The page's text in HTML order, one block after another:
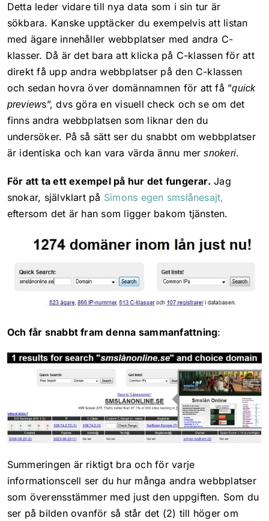
Detta leder vidare till nya data som i sin tur är
sökbara. Kanske upptäcker du exempelvis att listan
med ägare innehåller webbplatser med andra C-
klasser. Då är det bara att klicka på C-klassen för att
direkt få upp andra webbplatser på den C-klassen
och sedan hovra över domännamnen för att få ”quick
previews”, dvs göra en visuell check och se om det
finns andra webbplatsen som liknar den du
undersöker. På så sätt ser du snabbt om webbplatser
är identiska och kan vara värda ännu mersnokeri.
För att ta ett exempel på hur det fungerar. Jag
snokar, självklart på Simons egen smslånesajt,
eftersom det är han som ligger bakom tjänsten.
Och får snabbt fram denna sammanfattning:
Summeringen är riktigt bra och för varje
informationscell ser du hur många andra webbplatser
som överensstämmer med just den uppgiften. Som du
ser på bilden ovanför så står det (2) till höger om